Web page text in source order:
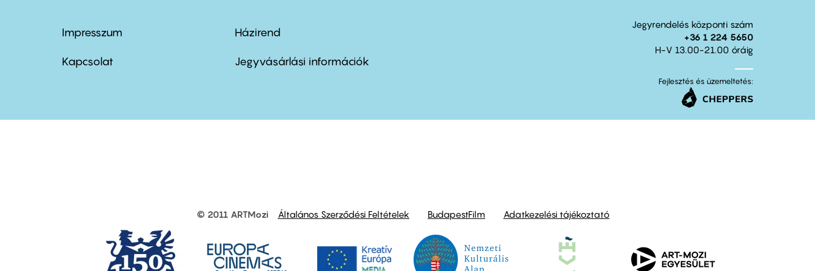
Footer
menu
Impresszum
Kapcsolat
Footer
menu
Házirend
Jegyvásárlási információk
Jegyrendelés központi szám
+36 1 224 5650
H-V 13.00-21.00 óráig
Fejlesztés és üzemeltetés:
other
© 2011 ARTMozi Általános Szerződési Feltételek BudapestFilm Adatkezelési tájékoztató